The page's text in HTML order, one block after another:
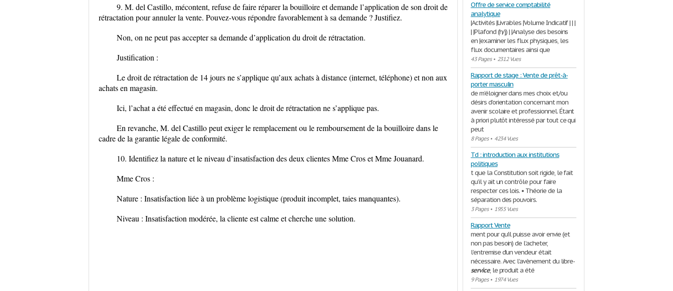
9. M. del Castillo, mécontent, refuse de faire réparer la bouilloire et demande l’application de son droit de
rétractation pour annuler la vente. Pouvez-vous répondre favorablement à sa demande ? Justifiez.
Non, on ne peut pas accepter sa demande d’application du droit de rétractation.
Justification :
Le droit de rétractation de 14 jours ne s’applique qu’aux achats à distance (internet, téléphone) et non aux
achats en magasin.
Ici, l’achat a été effectué en magasin, donc le droit de rétractation ne s’applique pas.
En revanche, M. del Castillo peut exiger le remplacement ou le remboursement de la bouilloire dans le
cadre de la garantie légale de conformité.
10. Identifiez la nature et le niveau d’insatisfaction des deux clientes Mme Cros et Mme Jouanard.
Mme Cros :
Nature : Insatisfaction liée à un problème logistique (produit incomplet, taies manquantes).
Niveau : Insatisfaction modérée, la cliente est calme et cherche une solution.
Offre de service comptabilité
analytique
|Activités |Livrables |Volume Indicatif | | |
| |Plafond (h/j) | |Analyse des besoins
en |examiner les flux physiques, les
flux documentaires ainsi que
43 Pages• 2312 Vues
Rapport de stage : Vente de prêt-à-
porter masculin
de m’éloigner dans mes choix et/ou
désirs d’orientation concernant mon
avenir scolaire et professionnel. Étant
à priori plutôt intéressé par tout ce qui
peut
8 Pages• 4234 Vues
Td : introduction aux institutions
politiques
t que la Constitution soit rigide, le fait
qu’il y ait un contrôle pour faire
respecter ces lois. • Théorie de la
séparation des pouvoirs.
3 Pages• 1955 Vues
Rapport Vente
ment pour qu’il puisse avoir envie (et
non pas besoin) de l’acheter,
l’entremise d’un vendeur était
nécessaire. Avec l’avènement du libre-
service, le produit a été
9 Pages• 1974 Vues